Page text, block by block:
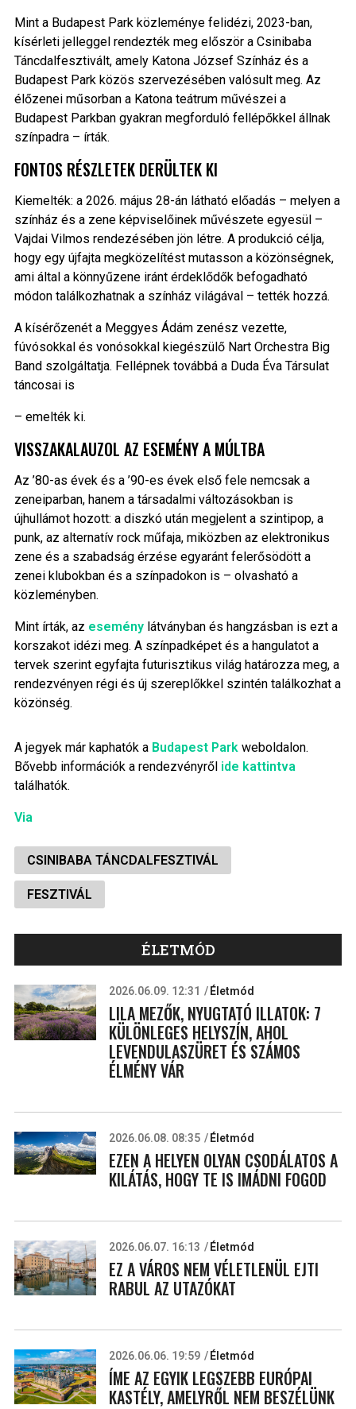
Mint a Budapest Park közleménye felidézi, 2023-ban,
kísérleti jelleggel rendezték meg először a Csinibaba
Táncdalfesztivált, amely Katona József Színház és a
Budapest Park közös szervezésében valósult meg. Az
élőzenei műsorban a Katona teátrum művészei a
Budapest Parkban gyakran megforduló fellépőkkel állnak
színpadra – írták.
FONTOS RÉSZLETEK DERÜLTEK KI
Kiemelték: a 2026. május 28-án látható előadás – melyen a
színház és a zene képviselőinek művészete egyesül –
Vajdai Vilmos rendezésében jön létre. A produkció célja,
hogy egy újfajta megközelítést mutasson a közönségnek,
ami által a könnyűzene iránt érdeklődők befogadható
módon találkozhatnak a színház világával – tették hozzá.
A kísérőzenét a Meggyes Ádám zenész vezette,
fúvósokkal és vonósokkal kiegészülő Nart Orchestra Big
Band szolgáltatja. Fellépnek továbbá a Duda Éva Társulat
táncosai is
– emelték ki.
VISSZAKALAUZOL AZ ESEMÉNY A MÚLTBA
Az ’80-as évek és a ’90-es évek első fele nemcsak a
zeneiparban, hanem a társadalmi változásokban is
újhullámot hozott: a diszkó után megjelent a szintipop, a
punk, az alternatív rock műfaja, miközben az elektronikus
zene és a szabadság érzése egyaránt felerősödött a
zenei klubokban és a színpadokon is – olvasható a
közleményben.
Mint írták, az eseménylátványban és hangzásban is ezt a
korszakot idézi meg. A színpadképet és a hangulatot a
tervek szerint egyfajta futurisztikus világ határozza meg, a
rendezvényen régi és új szereplőkkel szintén találkozhat a
közönség.
A jegyek már kaphatók a Budapest Parkweboldalon.
Bővebb információk a rendezvényről ide kattintva
találhatók.
Via
CSINIBABA TÁNCDALFESZTIVÁL
FESZTIVÁL
ÉLETMÓD
2026.06.09. 12:31 Életmód
LILA MEZŐK, NYUGTATÓ ILLATOK: 7
KÜLÖNLEGES HELYSZÍN, AHOL
LEVENDULASZÜRET ÉS SZÁMOS
ÉLMÉNY VÁR
2026.06.08. 08:35 Életmód
EZEN A HELYEN OLYAN CSODÁLATOS A
KILÁTÁS, HOGY TE IS IMÁDNI FOGOD
2026.06.07. 16:13 Életmód
EZ A VÁROS NEM VÉLETLENÜL EJTI
RABUL AZ UTAZÓKAT
2026.06.06. 19:59 Életmód
ÍME AZ EGYIK LEGSZEBB EURÓPAI
KASTÉLY, AMELYRŐL NEM BESZÉLÜNK